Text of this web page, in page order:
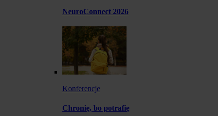
NeuroConnect 2026
Konferencje
Chronię, bo potrafię